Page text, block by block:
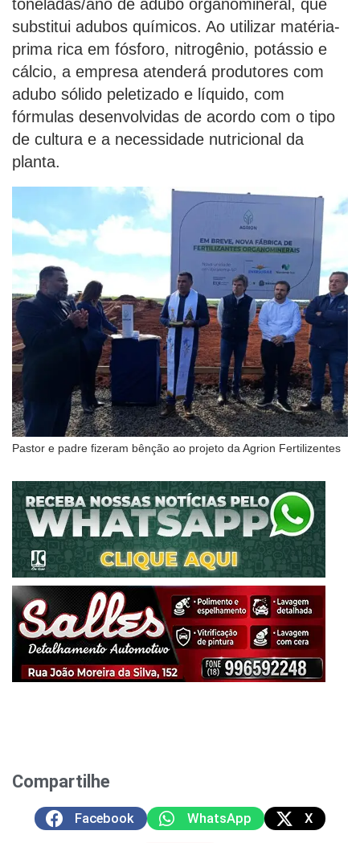
toneladas/ano de adubo organomineral, que
substitui adubos químicos. Ao utilizar matéria-
prima rica em fósforo, nitrogênio, potássio e
cálcio, a empresa atenderá produtores com
adubo sólido peletizado e líquido, com
fórmulas desenvolvidas de acordo com o tipo
de cultura e a necessidade nutricional da
planta.
Pastor e padre fizeram bênção ao projeto da Agrion Fertilizentes
Compartilhe
Facebook WhatsApp X